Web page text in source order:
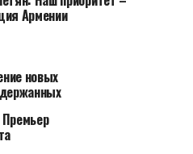
Армении
новых
Премьер